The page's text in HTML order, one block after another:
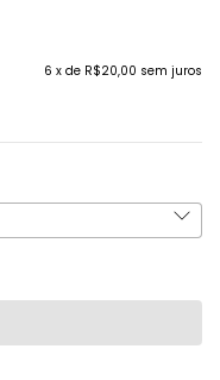
6 x de R$20,00 sem juros